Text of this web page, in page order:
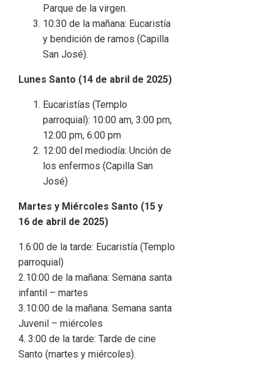
Parque de la virgen.
10:30 de la mañana: Eucaristía
y bendición de ramos (Capilla
San José).
Lunes Santo (14 de abril de 2025)
Eucaristías (Templo
parroquial): 10:00 am, 3:00 pm,
12:00 pm, 6:00 pm
12:00 del mediodía: Unción de
los enfermos (Capilla San
José)
Martes y Miércoles Santo (15 y
16 de abril de 2025)
1.6:00 de la tarde: Eucaristía (Templo
parroquial)
2.10:00 de la mañana: Semana santa
infantil – martes
3.10:00 de la mañana: Semana santa
Juvenil – miércoles
4. 3:00 de la tarde: Tarde de cine
Santo (martes y miércoles).